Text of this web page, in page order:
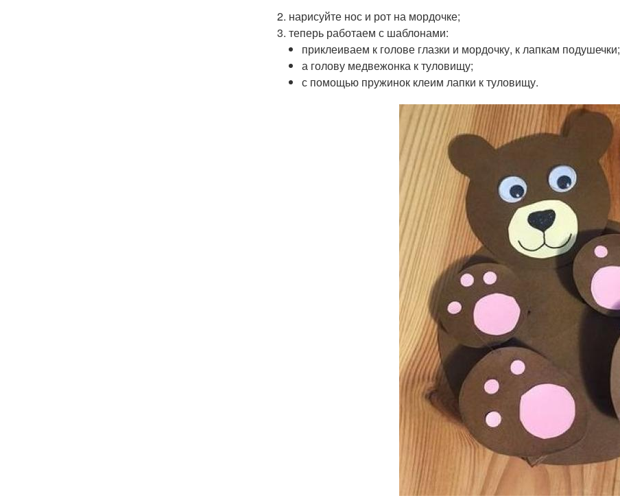
нарисуйте нос и рот на мордочке;
теперь работаем с шаблонами:
приклеиваем к голове глазки и мордочку, к лапкам подушечки;
а голову медвежонка к туловищу;
с помощью пружинок клеим лапки к туловищу.